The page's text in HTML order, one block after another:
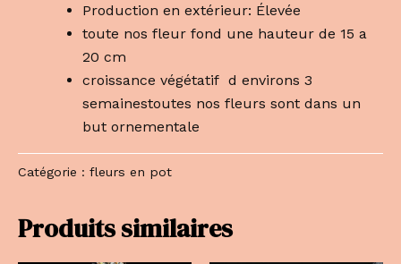
Production en extérieur: Élevée
toute nos fleur fond une hauteur de 15 a
20 cm
croissance végétatif d environs 3
semainestoutes nos fleurs sont dans un
but ornementale
Catégorie : fleurs en pot
Produits similaires